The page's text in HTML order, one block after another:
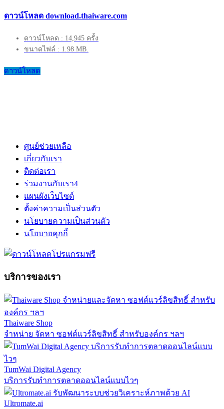
ดาวน์โหลด download.thaiware.com
ดาวน์โหลด : 14,945 ครั้ง
ขนาดไฟล์ : 1.98 MB.
ดาวน์โหลด
ศูนย์ช่วยเหลือ
เกี่ยวกับเรา
ติดต่อเรา
ร่วมงานกับเรา4
แผนผังเว็บไซต์
ตั้งค่าความเป็นส่วนตัว
นโยบายความเป็นส่วนตัว
นโยบายคุกกี้
บริการของเรา
Thaiware Shop
จำหน่าย จัดหา ซอฟต์แวร์ลิขสิทธิ์ สำหรับองค์กร ฯลฯ
TumWai Digital Agency
บริการรับทำการตลาดออนไลน์แบบไวๆ
Ultromate.ai